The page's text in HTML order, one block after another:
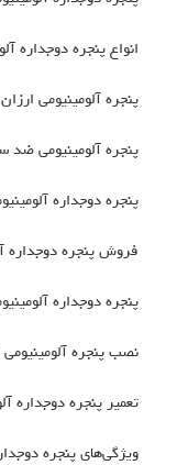
انواع پنجره دوجداره
پنجره آلومینیومی
پنجره آلومینیومی ضد
پنجره دوجداره
فروش پنجره دوجداره
پنجره دوجداره
نصب پنجره
تعمیر پنجره دوجداره
ویژگی‌های پنجره